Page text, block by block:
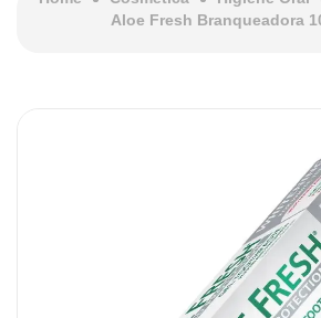
Aloe Fresh Branqueadora